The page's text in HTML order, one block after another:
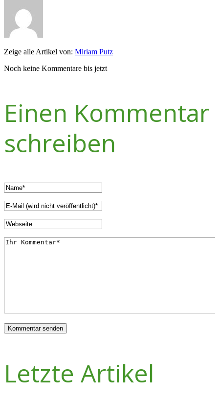
Zeige alle Artikel von: Miriam Putz
Noch keine Kommentare bis jetzt
Einen Kommentar
schreiben
Letzte Artikel